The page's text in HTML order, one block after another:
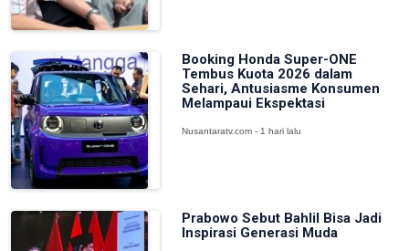
Booking Honda Super-ONE
Tembus Kuota 2026 dalam
Sehari, Antusiasme Konsumen
Melampaui Ekspektasi
Nusantaratv.com - 1 hari lalu
Prabowo Sebut Bahlil Bisa Jadi
Inspirasi Generasi Muda